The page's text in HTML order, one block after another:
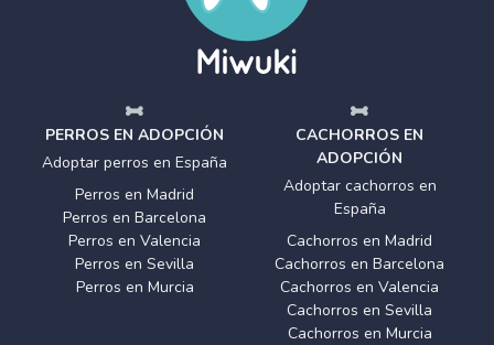
PERROS EN ADOPCIÓN
Adoptar perros en España
Perros en Madrid
Perros en Barcelona
Perros en Valencia
Perros en Sevilla
Perros en Murcia
CACHORROS EN
ADOPCIÓN
Adoptar cachorros en
España
Cachorros en Madrid
Cachorros en Barcelona
Cachorros en Valencia
Cachorros en Sevilla
Cachorros en Murcia